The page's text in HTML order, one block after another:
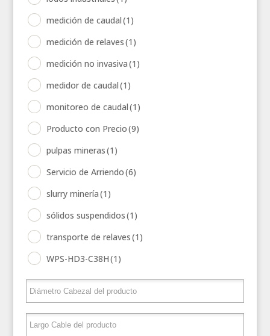
medición de caudal(1)
medición de relaves(1)
medición no invasiva(1)
medidor de caudal(1)
monitoreo de caudal(1)
Producto con Precio(9)
pulpas mineras(1)
Servicio de Arriendo(6)
slurry minería(1)
sólidos suspendidos(1)
transporte de relaves(1)
WPS-HD3-C38H(1)